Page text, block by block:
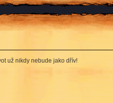
už nikdy nebude jako dřív!